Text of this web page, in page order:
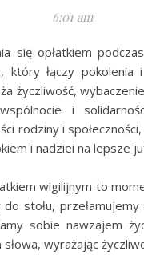
6:01 am
który łączy pokolenia
życzliwość,
i
rodziny i
i nadziei na lepsze
wigilijnym to
do stołu,
sobie nawzajem
wyrażając